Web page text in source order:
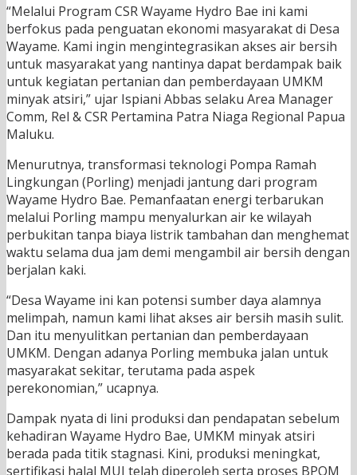
“Melalui Program CSR Wayame Hydro Bae ini kami
berfokus pada penguatan ekonomi masyarakat di Desa
Wayame. Kami ingin mengintegrasikan akses air bersih
untuk masyarakat yang nantinya dapat berdampak baik
untuk kegiatan pertanian dan pemberdayaan UMKM
minyak atsiri,” ujar Ispiani Abbas selaku Area Manager
Comm, Rel & CSR Pertamina Patra Niaga Regional Papua
Maluku.
Menurutnya, transformasi teknologi Pompa Ramah
Lingkungan (Porling) menjadi jantung dari program
Wayame Hydro Bae. Pemanfaatan energi terbarukan
melalui Porling mampu menyalurkan air ke wilayah
perbukitan tanpa biaya listrik tambahan dan menghemat
waktu selama dua jam demi mengambil air bersih dengan
berjalan kaki.
“Desa Wayame ini kan potensi sumber daya alamnya
melimpah, namun kami lihat akses air bersih masih sulit.
Dan itu menyulitkan pertanian dan pemberdayaan
UMKM. Dengan adanya Porling membuka jalan untuk
masyarakat sekitar, terutama pada aspek
perekonomian,” ucapnya.
Dampak nyata di lini produksi dan pendapatan sebelum
kehadiran Wayame Hydro Bae, UMKM minyak atsiri
berada pada titik stagnasi. Kini, produksi meningkat,
sertifikasi halal MUI telah diperoleh serta proses BPOM